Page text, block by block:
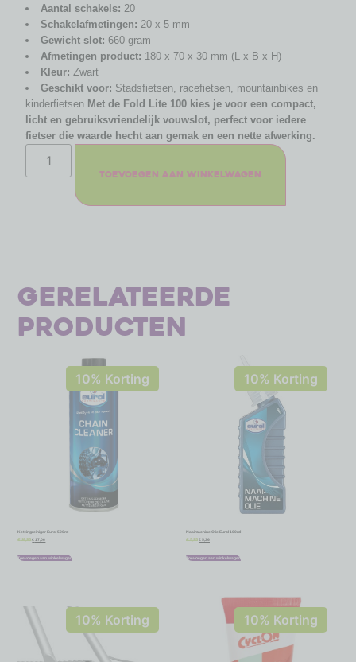
Aantal schakels: 20
Schakelafmetingen: 20 x 5 mm
Gewicht slot: 660 gram
Afmetingen product: 180 x 70 x 30 mm (L x B x H)
Kleur: Zwart
Geschikt voor: Stadsfietsen, racefietsen, mountainbikes en
kinderfietsen Met de Fold Lite 100 kies je voor een compact,
licht en gebruiksvriendelijk vouwslot, perfect voor iedere
fietser die waarde hecht aan gemak en een nette afwerking.
Toevoegen aan winkelwagen
Gerelateerde
producten
10% Korting
Kettingreiniger Eurol 500ml
€ 18,95 € 17,06
Toevoegen aan winkelwagen
10% Korting
Naaimachine Olie Eurol 100ml
€ € 5,36
Toevoegen aan winkelwagen
10% Korting 10% Korting